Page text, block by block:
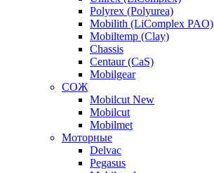
Polyrex (Polyurea)
Mobilith (LiComplex PAO)
Mobiltemp (Clay)
Chassis
Centaur (CaS)
Mobilgear
СОЖ
Mobilcut New
Mobilcut
Mobilmet
Моторные
Delvac
Pegasus